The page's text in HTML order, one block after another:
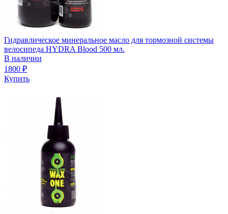
Гидравлическое минеральное масло для тормозной системы
велосипеда HYDRA Blood 500 мл.
В наличии
1800 ₽
Купить